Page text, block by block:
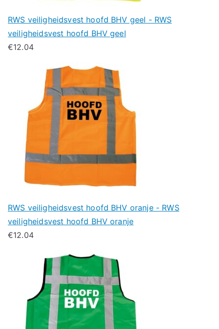
RWS veiligheidsvest hoofd BHV geel - RWS
veiligheidsvest hoofd BHV geel
€12.04
RWS veiligheidsvest hoofd BHV oranje - RWS
veiligheidsvest hoofd BHV oranje
€12.04